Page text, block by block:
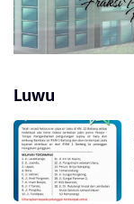
Luwu